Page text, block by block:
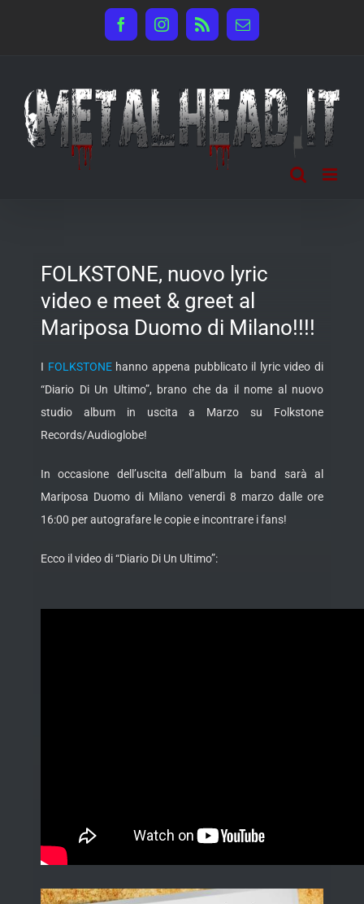
FacebookInstagram
Rss Email
FOLKSTONE, nuovo lyric
video e meet & greet al
Mariposa Duomo di Milano!!!!
I FOLKSTONEhanno appena pubblicato il lyric video di
“Diario Di Un Ultimo”, brano che da il nome al nuovo
studio album in uscita a Marzo su Folkstone
Records/Audioglobe!
In occasione dell’uscita dell’album la band sarà al
Mariposa Duomo di Milano venerdì 8 marzo dalle ore
16:00 per autografare le copie e incontrare i fans!
Ecco il video di “Diario Di Un Ultimo”: